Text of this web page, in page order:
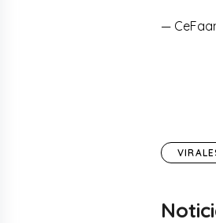
—